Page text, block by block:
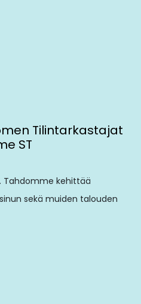
Tilintarkastajat
ST
Tahdomme kehittää
sekä muiden talouden